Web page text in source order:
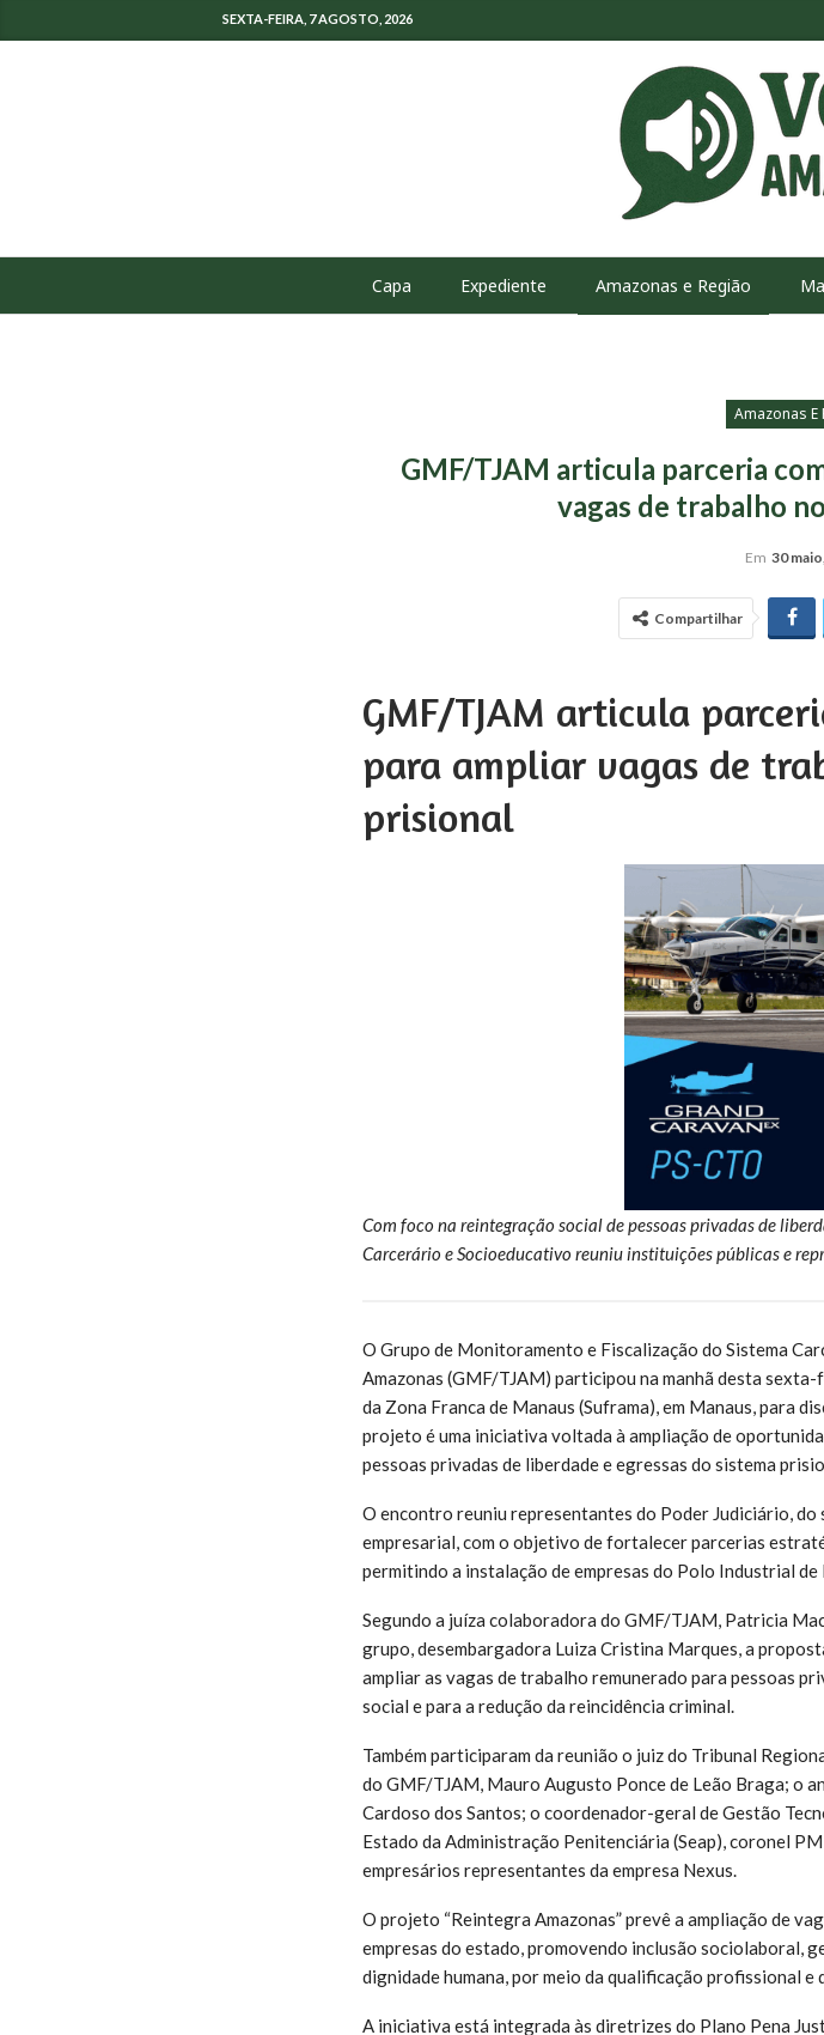
SEXTA-FEIRA, 7 AGOSTO, 2026
Capa Expediente Amazonas e Região
Amazonas E
GMF/TJAM articula parceria
vagas de trabalho
Em 30
Compartilhar
GMF/TJAM articula
para ampliar vagas de
prisional
Com foco na reintegração social de pessoas privadas de
Carcerário e Socioeducativo reuniu instituições públicas e
O Grupo de Monitoramento e Fiscalização do Sistema
Amazonas (GMF/TJAM) participou na manhã desta
da Zona Franca de Manaus (Suframa), em Manaus, para
projeto é uma iniciativa voltada à ampliação de
pessoas privadas de liberdade e egressas do sistema
O encontro reuniu representantes do Poder Judiciário,
empresarial, com o objetivo de fortalecer parcerias
permitindo a instalação de empresas do Polo Industrial
Segundo a juíza colaboradora do GMF/TJAM, Patricia
grupo, desembargadora Luiza Cristina Marques, a
ampliar as vagas de trabalho remunerado para pessoas
social e para a redução da reincidência criminal.
Também participaram da reunião o juiz do Tribunal
do GMF/TJAM, Mauro Augusto Ponce de Leão Braga; o
Cardoso dos Santos; o coordenador-geral de Gestão
Estado da Administração Penitenciária (Seap), coronel
empresários representantes da empresa Nexus.
O projeto “Reintegra Amazonas” prevê a ampliação de
empresas do estado, promovendo inclusão sociolaboral,
dignidade humana, por meio da qualificação profissional e
A iniciativa está integrada às diretrizes do Plano Pena